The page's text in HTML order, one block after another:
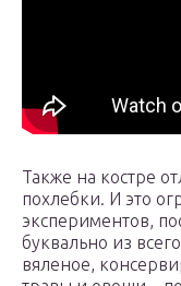
Также на костре
похлебки. И это
экспериментов,
буквально из
вяленое,